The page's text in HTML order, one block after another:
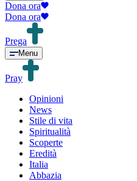
Dona ora
Dona ora
Prega
Menu
Pray
Opinioni
News
Stile di vita
Spiritualità
Scoperte
Eredità
Italia
Abbazia